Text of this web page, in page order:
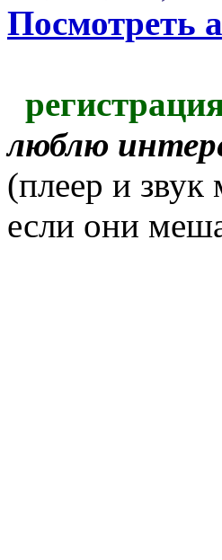
Посмотреть
люблю
(плеер и
если они